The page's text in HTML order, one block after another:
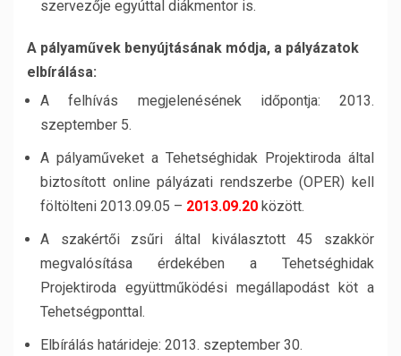
szervezője egyúttal diákmentor is.
A pályaművek benyújtásának módja, a pályázatok
elbírálása:
A felhívás megjelenésének időpontja: 2013.
szeptember 5.
A pályaműveket a Tehetséghidak Projektiroda által
biztosított online pályázati rendszerbe (OPER) kell
föltölteni 2013.09.05 – 2013.09.20 között.
A szakértői zsűri által kiválasztott 45 szakkör
megvalósítása érdekében a Tehetséghidak
Projektiroda együttműködési megállapodást köt a
Tehetségponttal.
Elbírálás határideje: 2013. szeptember 30.